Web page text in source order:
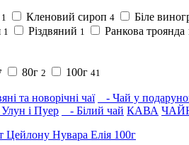
1 Кленовий сироп 4 Біле
1 Різдвяний 1 Ранкова троянда
80г 2 100г 41
та новорічні чаї - Чай у
і Пуер - Білий чай КАВА